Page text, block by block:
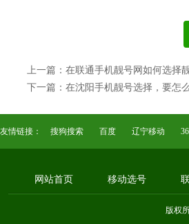
上一篇：在联通手机靓号网如何选择
下一篇：在沈阳手机靓号选择，要怎
友情链接： 搜狗搜索 百度 辽宁移动
网站首页 移动选号
版权